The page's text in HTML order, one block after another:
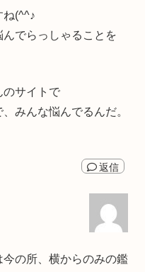
ね(^^♪
でらっしゃることを
のサイトで
みんな悩んでるんだ。
返信
の所、横からのみの鑑